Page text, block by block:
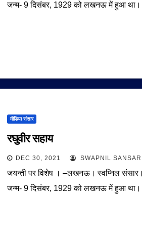
जन्म- 9 दिसंबर, 1929 को लखनऊ में हुआ
मीडिया संसार
रघुवीर सहाय
DEC 30, 2021 SWAPNIL SANSAR
जयन्ती पर विशेष । –लखनऊ। स्वप्निल
जन्म- 9 दिसंबर, 1929 को लखनऊ में हुआ